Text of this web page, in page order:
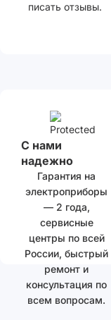
писать отзывы.
С нами
надежно
Гарантия на
электроприборы
— 2 года,
сервисные
центры по всей
России, быстрый
ремонт и
консультация по
всем вопросам.